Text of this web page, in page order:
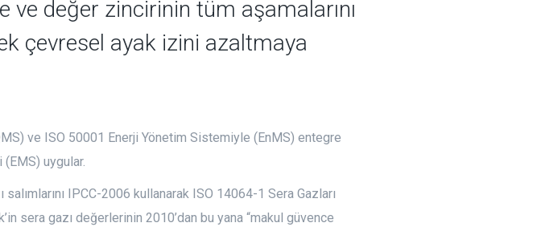
ve değer zincirinin tüm aşamalarını
çevresel ayak izini azaltmaya
ve ISO 50001 Enerji Yönetim Sistemiyle (EnMS) entegre
uygular.
IPCC-2006 kullanarak ISO 14064-1 Sera Gazları
sera gazı değerlerinin 2010’dan bu yana “makul güvence